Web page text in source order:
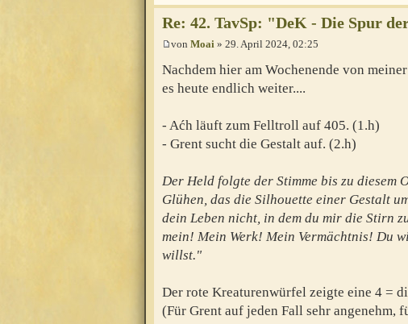
Re: 42. TavSp: "DeK - Die Spur
von Moai » 29. April 2024, 02:25
Nachdem hier am Wochenende von
es heute endlich weiter....
- Aćh läuft zum Felltroll auf 405. (1.h)
- Grent sucht die Gestalt auf. (2.h)
Der Held folgte der Stimme bis zu diesem
Glühen, das die Silhouette einer Gestalt
dein Leben nicht, in dem du mir die Stirn
mein! Mein Werk! Mein Vermächtnis! Du
willst."
Der rote Kreaturenwürfel zeigte eine 4 =
(Für Grent auf jeden Fall sehr angenehm,